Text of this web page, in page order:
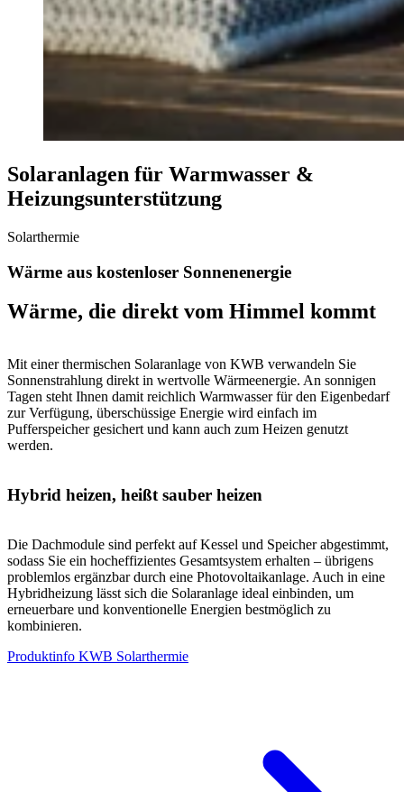
Solaranlagen für Warmwasser &
Heizungsunterstützung
Solarthermie
Wärme aus kostenloser Sonnenenergie
Wärme, die direkt vom Himmel kommt
Mit einer thermischen Solaranlage von KWB verwandeln Sie
Sonnenstrahlung direkt in wertvolle Wärmeenergie. An sonnigen
Tagen steht Ihnen damit reichlich Warmwasser für den Eigenbedarf
zur Verfügung, überschüssige Energie wird einfach im
Pufferspeicher gesichert und kann auch zum Heizen genutzt
werden.
Hybrid heizen, heißt sauber heizen
Die Dachmodule sind perfekt auf Kessel und Speicher abgestimmt,
sodass Sie ein hocheffizientes Gesamtsystem erhalten – übrigens
problemlos ergänzbar durch eine Photovoltaikanlage. Auch in eine
Hybridheizung lässt sich die Solaranlage ideal einbinden, um
erneuerbare und konventionelle Energien bestmöglich zu
kombinieren.
Produktinfo KWB Solarthermie